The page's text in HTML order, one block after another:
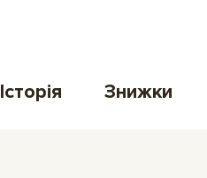
Історія Знижки